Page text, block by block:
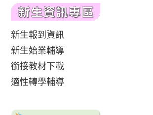
新生報到資訊
新生始業輔導
銜接教材下載
適性轉學輔導